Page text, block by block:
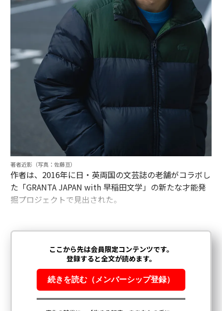
著者近影（写真：佐藤亘）
作者は、2016年に日・英両国の文芸誌の老舗がコラボし
た「GRANTA JAPAN with 早稲田文学」の新たな才能発
掘プロジェクトで見出された。